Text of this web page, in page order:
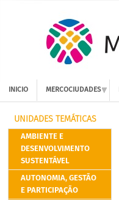
INICIO MERCOCIUDADES
UNIDADES TEMÁTICAS
AMBIENTE E
DESENVOLVIMENTO
SUSTENTÁVEL
AUTONOMIA, GESTÃO
E PARTICIPAÇÃO